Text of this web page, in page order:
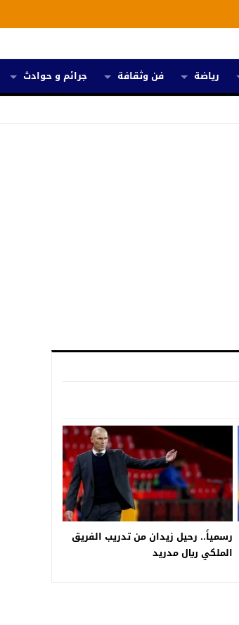
رياضة فن وثقافة جرائم و حوادث
رسمياً.. رحيل زيدان من تدريب الفريق
الملكي ريال مدريد